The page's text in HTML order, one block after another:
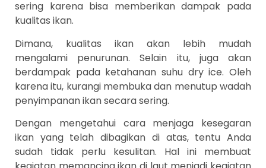
sering karena bisa memberikan dampak pada
kualitas ikan.
Dimana, kualitas ikan akan lebih mudah
mengalami penurunan. Selain itu, juga akan
berdampak pada ketahanan suhu dry ice. Oleh
karena itu, kurangi membuka dan menutup wadah
penyimpanan ikan secara sering.
Dengan mengetahui cara menjaga kesegaran
ikan yang telah dibagikan di atas, tentu Anda
sudah tidak perlu kesulitan. Hal ini membuat